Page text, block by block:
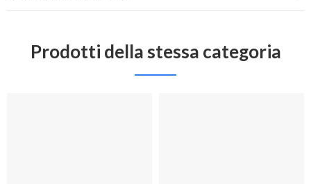
Prodotti della stessa categoria